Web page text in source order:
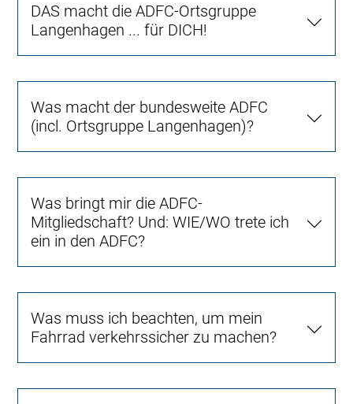
DAS macht die ADFC-Ortsgruppe
Langenhagen ... für DICH!
Was macht der bundesweite ADFC
(incl. Ortsgruppe Langenhagen)?
Was bringt mir die ADFC-
Mitgliedschaft? Und: WIE/WO trete ich
ein in den ADFC?
Was muss ich beachten, um mein
Fahrrad verkehrssicher zu machen?